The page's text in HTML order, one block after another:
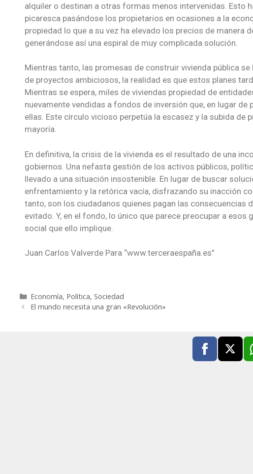
alquiler o destinan a otras formas menos intervenidas. Esto
picaresca pasándose los propietarios en ocasiones a la
propiedad lo que a su vez ha elevado los precios de manera
generándose así una espiral de muy complicada solución.
Mientras tanto, las promesas de construir vivienda pública
de proyectos ambiciosos, la realidad es que estos planes
Mientras se espera, miles de viviendas propiedad de
nuevamente vendidas a fondos de inversión que, en lugar
ellas. Este círculo vicioso perpetúa la escasez y la subida
mayoría.
En definitiva, la crisis de la vivienda es el resultado de una
gobiernos. Una nefasta gestión de los activos públicos,
llevado a una situación insostenible. En lugar de buscar
enfrentamiento y la retórica vacía, disfrazando su inacción
tanto, son los ciudadanos quienes pagan las consecuencias
evitado. Y, en el fondo, lo único que parece preocupar a
social que ello implique.
Juan Carlos Valverde Para “www.terceraespaña.es”
Economía, Política, Sociedad
El mundo necesita una gran «Revolución»